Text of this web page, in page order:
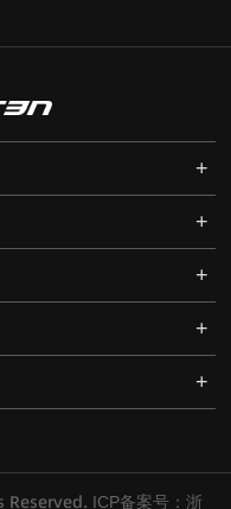
+
+
+
+
+
ICP备案号：浙